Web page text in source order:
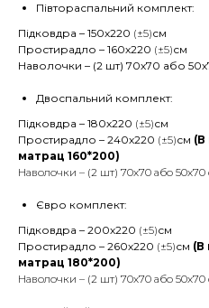
Півтораспальний комплект:
Підковдра – 150х220 (±5)см
Простирадло – 160х220 (±5)см
Наволочки – (2 шт) 70х70 або
Двоспальний комплект:
Підковдра – 180х220 (±5)см
Простирадло – 240х220 (±5)см (В
матрац 160*200)
Наволочки – (2 шт) 70х70 або 50х70
Євро комплект:
Підковдра – 200х220 (±5)см
Простирадло – 260х220 (±5)см (В
матрац 180*200)
Наволочки – (2 шт) 70х70 або 50х70